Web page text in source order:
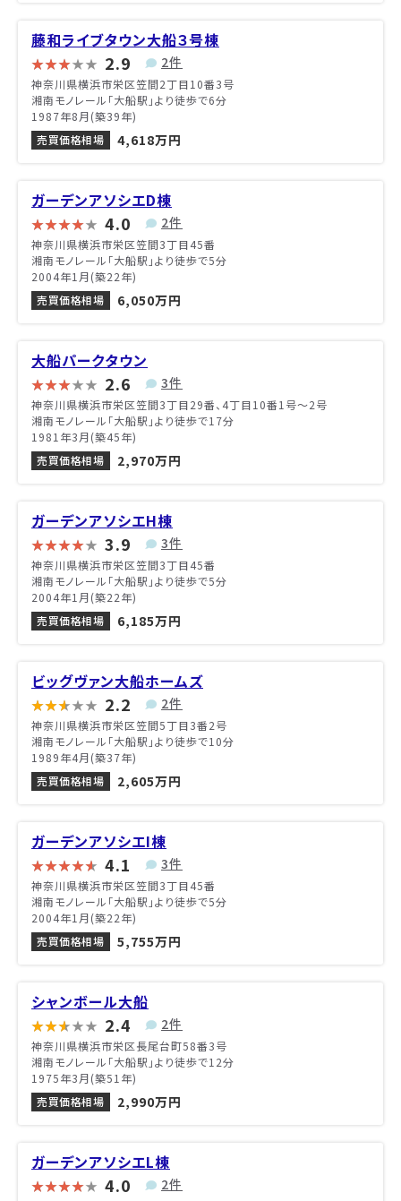
藤和ライブタウン大船３号棟
2.9 2件
神奈川県横浜市栄区笠間2丁目10番3号
湘南モノレール「大船駅」より徒歩で6分
1987年8月(築39年)
売買価格相場
4,618万円
ガーデンアソシエD棟
4.0 2件
神奈川県横浜市栄区笠間3丁目45番
湘南モノレール「大船駅」より徒歩で5分
2004年1月(築22年)
売買価格相場
6,050万円
大船パークタウン
2.6 3件
神奈川県横浜市栄区笠間3丁目29番、4丁目10番1号〜2号
湘南モノレール「大船駅」より徒歩で17分
1981年3月(築45年)
売買価格相場
2,970万円
ガーデンアソシエH棟
3.9 3件
神奈川県横浜市栄区笠間3丁目45番
湘南モノレール「大船駅」より徒歩で5分
2004年1月(築22年)
売買価格相場
6,185万円
ビッグヴァン大船ホームズ
2.2 2件
神奈川県横浜市栄区笠間5丁目3番2号
湘南モノレール「大船駅」より徒歩で10分
1989年4月(築37年)
売買価格相場
2,605万円
ガーデンアソシエI棟
4.1 3件
神奈川県横浜市栄区笠間3丁目45番
湘南モノレール「大船駅」より徒歩で5分
2004年1月(築22年)
売買価格相場
5,755万円
シャンボール大船
2.4 2件
神奈川県横浜市栄区長尾台町58番3号
湘南モノレール「大船駅」より徒歩で12分
1975年3月(築51年)
売買価格相場
2,990万円
ガーデンアソシエL棟
4.0 2件